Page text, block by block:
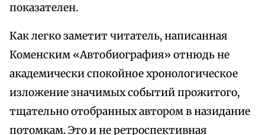
показателен.
Как легко заметит читатель, написанная
Коменским «Автобиография» отнюдь не
академически спокойное хронологическое
изложение значимых событий прожитого,
тщательно отобранных автором в назидание
потомкам. Это и не ретроспективная